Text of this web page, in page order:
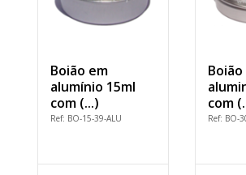
Boião em
alumínio 15ml
com (...)
Ref: BO-15-39-ALU
com
Ref: BO-